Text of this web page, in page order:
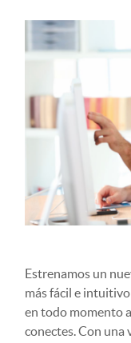
Estrenamos un
más fácil e
en todo momento
conectes. Con una